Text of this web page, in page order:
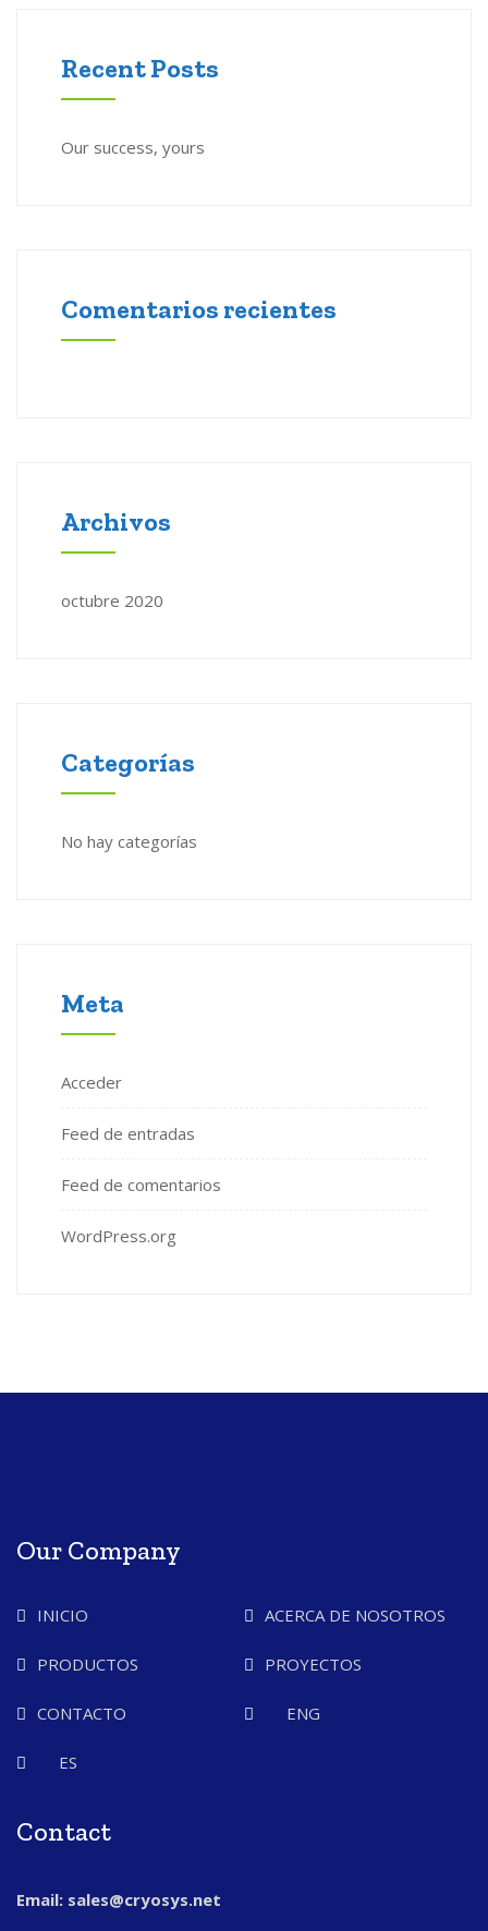
Recent Posts
Our success, yours
Comentarios recientes
Archivos
octubre 2020
Categorías
No hay categorías
Meta
Acceder
Feed de entradas
Feed de comentarios
WordPress.org
Our Company
INICIO ACERCA DE NOSOTROS
PRODUCTOS PROYECTOS
CONTACTO ENG
ES
Contact
Email: sales@cryosys.net